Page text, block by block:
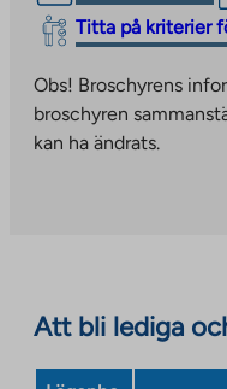
Titta på kriterier
The
link
takes
you
to
in
a
new
Obs! Broschyrens
broschyren
kan ha ändrats.
Att bli lediga